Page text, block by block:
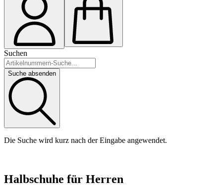
Suchen
Suche absenden
Die Suche wird kurz nach der Eingabe angewendet.
Halbschuhe für Herren